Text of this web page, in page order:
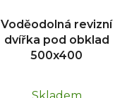
Voděodolná revizní
dvířka pod obklad
500x400